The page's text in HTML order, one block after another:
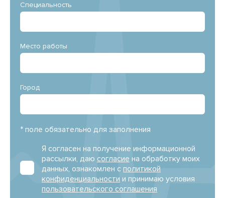
Специальность
Место работы
Город
* поле обязательно для заполнения
Я согласен на получение информационной
рассылки, даю согласие на обработку моих
данных, ознакомлен с политикой
конфиденциальности и принимаю условия
пользовательского соглашения